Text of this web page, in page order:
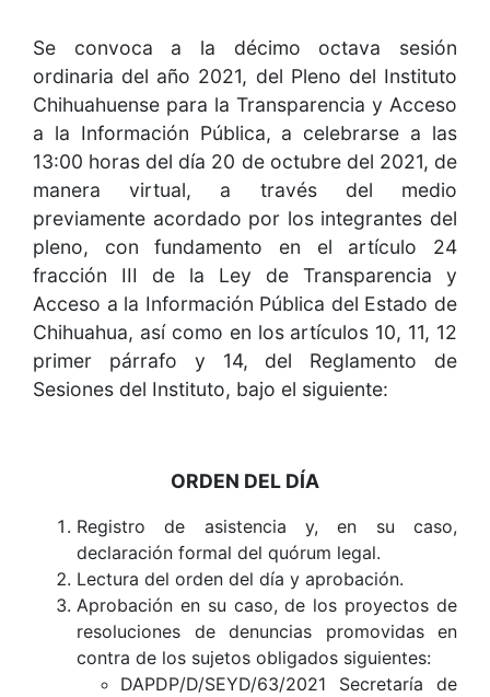
Se convoca a la décimo octava sesión
ordinaria del año 2021, del Pleno del Instituto
Chihuahuense para la Transparencia y Acceso
a la Información Pública, a celebrarse a las
13:00 horas del día 20 de octubre del 2021, de
manera virtual, a través del medio
previamente acordado por los integrantes del
pleno, con fundamento en el artículo 24
fracción III de la Ley de Transparencia y
Acceso a la Información Pública del Estado de
Chihuahua, así como en los artículos 10, 11, 12
primer párrafo y 14, del Reglamento de
Sesiones del Instituto, bajo el siguiente:
ORDEN DEL DÍA
Registro de asistencia y, en su caso,
declaración formal del quórum legal.
Lectura del orden del día y aprobación.
Aprobación en su caso, de los proyectos de
resoluciones de denuncias promovidas en
contra de los sujetos obligados siguientes:
DAPDP/D/SEYD/63/2021 Secretaría de